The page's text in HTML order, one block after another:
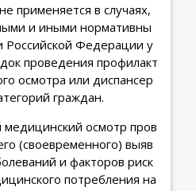
применяется в случаях,
и иными нормативны
Российской Федерации у
проведения профилакт
осмотра или диспансер
граждан.
медицинский осмотр пров
(своевременного) выяв
и факторов риск
потребления на